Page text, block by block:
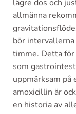
lägre dos och
allmänna
bör
timme. Detta
som
uppmärksam
amoxicillin är
en historia av